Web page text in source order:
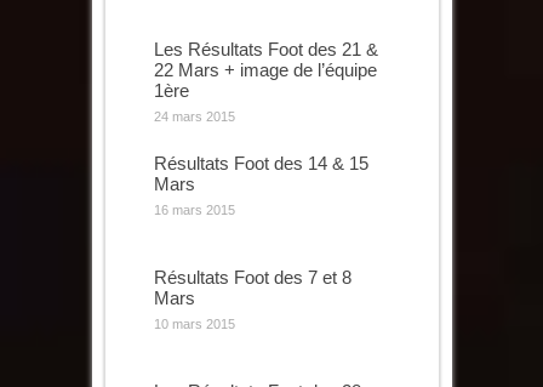
Les Résultats Foot des 21 &
22 Mars + image de l’équipe
1ère
24 mars 2015
Résultats Foot des 14 & 15
Mars
16 mars 2015
Résultats Foot des 7 et 8
Mars
10 mars 2015